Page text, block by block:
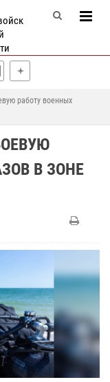
работу военных
В ЗОНЕ